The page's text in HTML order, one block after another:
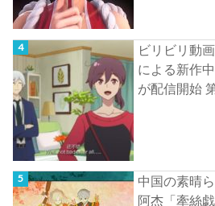
ビリビリ動
による新作
が配信開始
中国の素晴
阿杰「牽絲